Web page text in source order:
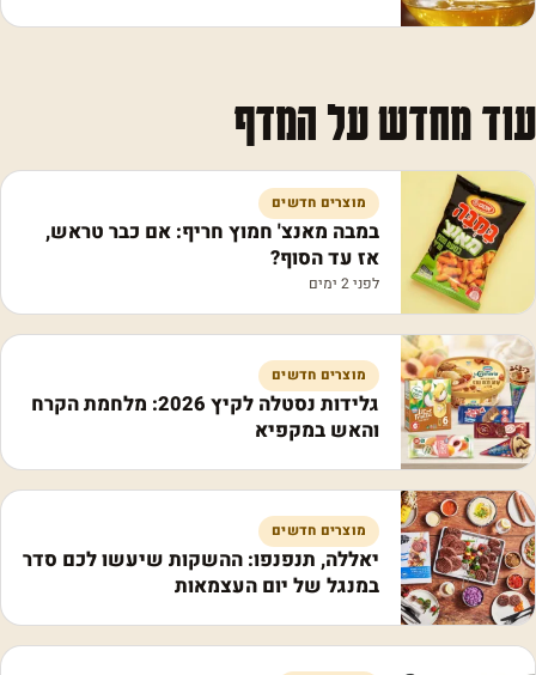
עוד מחדש על המדף
מוצרים חדשים
במבה מאנצ' חמוץ חריף: אם כבר טראש,
אז עד הסוף?
לפני 2 ימים
מוצרים חדשים
גלידות נסטלה לקיץ 2026: מלחמת הקרח
והאש במקפיא
מוצרים חדשים
יאללה, תנפנפו: ההשקות שיעשו לכם סדר
במנגל של יום העצמאות